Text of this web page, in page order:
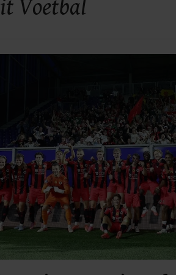
Voetbal